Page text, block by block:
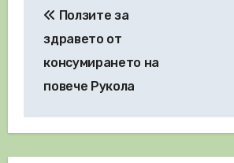
Ползите за
здравето от
консумирането на
повече Рукола